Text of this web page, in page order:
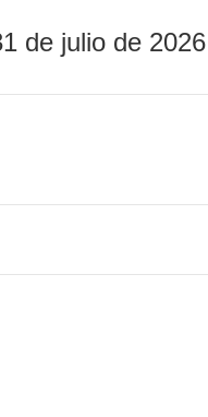
de julio de 2026